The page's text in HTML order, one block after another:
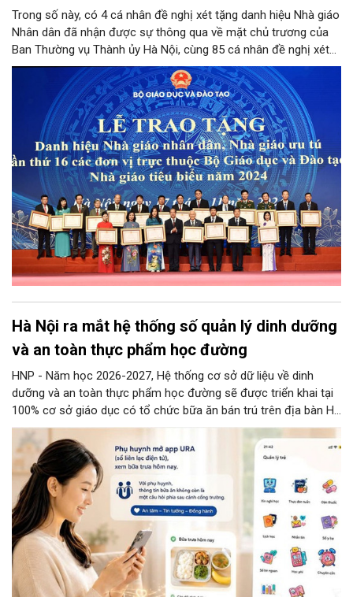
Trong số này, có 4 cá nhân đề nghị xét tặng danh hiệu Nhà giáo
Nhân dân đã nhận được sự thông qua về mặt chủ trương của
Ban Thường vụ Thành ủy Hà Nội, cùng 85 cá nhân đề nghị xét
tặng danh hiệu Nhà giáo Ưu tú đạt tỷ lệ từ 90% tổng số phiếu
đồng ý của các thành viên Hội đồng.
Hà Nội ra mắt hệ thống số quản lý dinh dưỡng
và an toàn thực phẩm học đường
HNP - Năm học 2026-2027, Hệ thống cơ sở dữ liệu về dinh
dưỡng và an toàn thực phẩm học đường sẽ được triển khai tại
100% cơ sở giáo dục có tổ chức bữa ăn bán trú trên địa bàn Hà
Nội.